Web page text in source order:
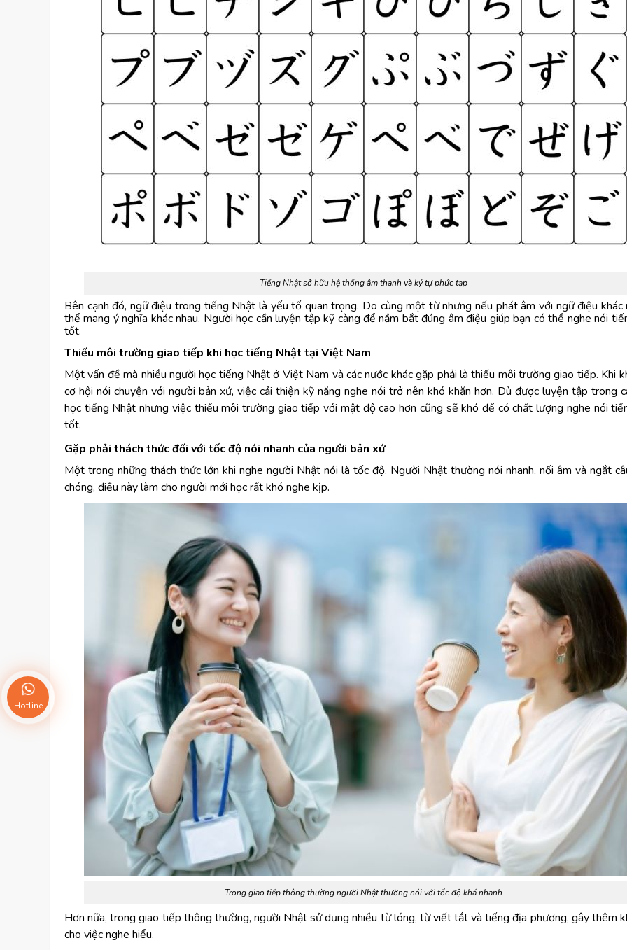
Tiếng Nhật sở hữu hệ thống âm thanh và ký tự phức tạp
Bên cạnh đó, ngữ điệu trong tiếng Nhật là yếu tố quan trọng. Do cùng một từ nhưng nếu phát âm với ngữ điệu khác
thể mang ý nghĩa khác nhau. Người học cần luyện tập kỹ càng để nắm bắt đúng âm điệu giúp bạn có thể nghe nói
tốt.
Thiếu môi trường giao tiếp khi học tiếng Nhật tại Việt Nam
Một vấn đề mà nhiều người học tiếng Nhật ở Việt Nam và các nước khác gặp phải là thiếu môi trường giao tiếp. Khi
cơ hội nói chuyện với người bản xứ, việc cải thiện kỹ năng nghe nói trở nên khó khăn hơn. Dù được luyện tập trong
học tiếng Nhật nhưng việc thiếu môi trường giao tiếp với mật độ cao hơn cũng sẽ khó để có chất lượng nghe nói
tốt.
Gặp phải thách thức đối với tốc độ nói nhanh của người bản xứ
Một trong những thách thức lớn khi nghe người Nhật nói là tốc độ. Người Nhật thường nói nhanh, nối âm và ngắt
chóng, điều này làm cho người mới học rất khó nghe kịp.
Trong giao tiếp thông thường người Nhật thường nói với tốc độ khá nhanh
Hơn nữa, trong giao tiếp thông thường, người Nhật sử dụng nhiều từ lóng, từ viết tắt và tiếng địa phương, gây thêm
cho việc nghe hiểu.
Hotline